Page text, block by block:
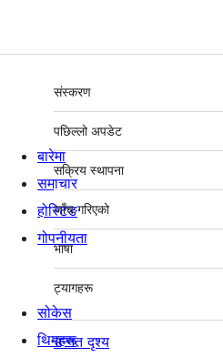
मेटा
संस्करण
पछिल्लो अपडेट
सक्रिय स्थापना
जाँच गरिएको
भाषा
ट्यागहरू
उन्नत दृश्य
बारेमा
समाचार
होस्टिङ
गोपनीयता
सोकेस
थिमहरू